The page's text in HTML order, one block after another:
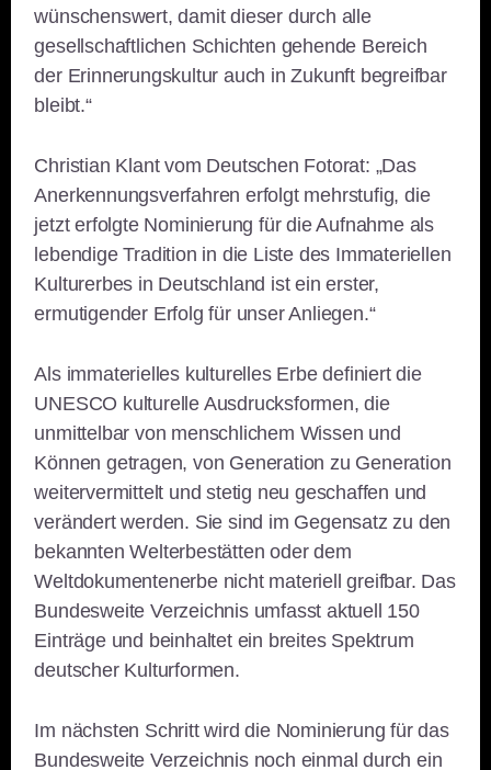
wünschenswert, damit dieser durch alle
gesellschaftlichen Schichten gehende Bereich
der Erinnerungskultur auch in Zukunft begreifbar
bleibt.“
Christian Klant vom Deutschen Fotorat: „Das
Anerkennungsverfahren erfolgt mehrstufig, die
jetzt erfolgte Nominierung für die Aufnahme als
lebendige Tradition in die Liste des Immateriellen
Kulturerbes in Deutschland ist ein erster,
ermutigender Erfolg für unser Anliegen.“
Als immaterielles kulturelles Erbe definiert die
UNESCO kulturelle Ausdrucksformen, die
unmittelbar von menschlichem Wissen und
Können getragen, von Generation zu Generation
weitervermittelt und stetig neu geschaffen und
verändert werden. Sie sind im Gegensatz zu den
bekannten Welterbestätten oder dem
Weltdokumentenerbe nicht materiell greifbar. Das
Bundesweite Verzeichnis umfasst aktuell 150
Einträge und beinhaltet ein breites Spektrum
deutscher Kulturformen.
Im nächsten Schritt wird die Nominierung für das
Bundesweite Verzeichnis noch einmal durch ein